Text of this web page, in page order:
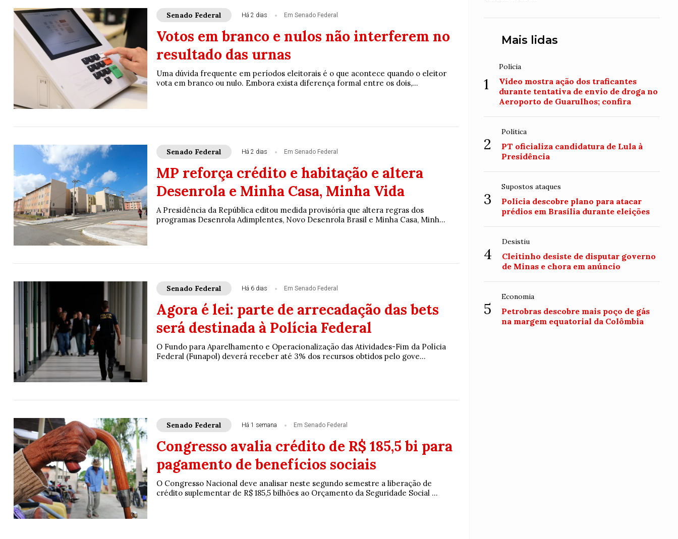
Senado Federal Há 2 dias Em Senado Federal
Votos em branco e nulos não interferem no
resultado das urnas
Uma dúvida frequente em períodos eleitorais é o que acontece quando o eleitor
vota em branco ou nulo. Embora exista diferença formal entre os dois,...
Senado Federal Há 2 dias Em Senado Federal
MP reforça crédito e habitação e altera
Desenrola e Minha Casa, Minha Vida
A Presidência da República editou medida provisória que altera regras dos
programas Desenrola Adimplentes, Novo Desenrola Brasil e Minha Casa, Minh...
Senado Federal Há 6 dias Em Senado Federal
Agora é lei: parte de arrecadação das bets
será destinada à Polícia Federal
O Fundo para Aparelhamento e Operacionalização das Atividades-Fim da Polícia
Federal (Funapol) deverá receber até 3% dos recursos obtidos pelo gove...
Senado Federal Há 1 semana Em Senado Federal
Congresso avalia crédito de R$ 185,5 bi para
pagamento de benefícios sociais
O Congresso Nacional deve analisar neste segundo semestre a liberação de
crédito suplementar de R$ 185,5 bilhões ao Orçamento da Seguridade Social ...
Mais lidas
1
Polícia
Vídeo mostra ação dos traficantes
durante tentativa de envio de droga no
Aeroporto de Guarulhos; confira
2
Política
PT oficializa candidatura de Lula à
Presidência
3
Supostos ataques
Polícia descobre plano para atacar
prédios em Brasília durante eleições
4
Desistiu
Cleitinho desiste de disputar governo
de Minas e chora em anúncio
5
Economia
Petrobras descobre mais poço de gás
na margem equatorial da Colômbia